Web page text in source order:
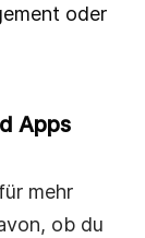
oder
Apps
mehr
ob du